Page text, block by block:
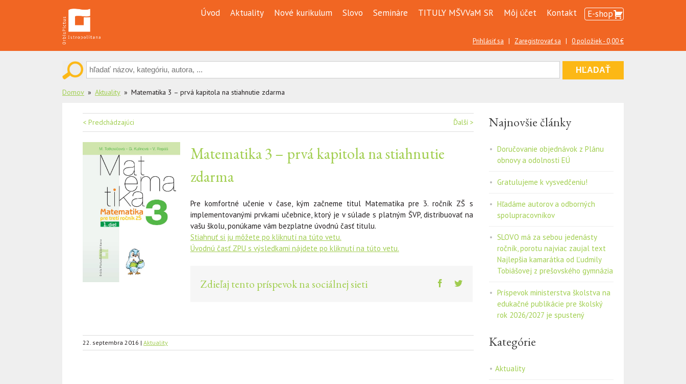
Úvod Aktuality Nové kurikulum Slovo Semináre TITULY MŠVVaM SR Môj účet Kontakt E-shop
Prihlásiť sa | Zaregistrovať sa | 0 položiek - 0,00€
Domov Aktuality Matematika 3 – prvá kapitola na stiahnutie zdarma
Navigácia
v
článku
< Predchádzajúci Ďalší >
Matematika 3 – prvá kapitola na stiahnutie
zdarma
Pre komfortné učenie v čase, kým začneme titul Matematika pre 3. ročník ZŠ s
implementovanými prvkami učebnice, ktorý je v súlade s platným ŠVP, distribuovať na
vašu školu, ponúkame vám bezplatne úvodnú časť titulu.
Stiahnuť si ju môžete po kliknutí na túto vetu.
Úvodnú časť ZPU s výsledkami nájdete po kliknutí na túto vetu.
Zdieľaj tento príspevok na sociálnej sieti FacebookTwitter
22. septembra 2016 | Aktuality
Najnovšie články
Doručovanie objednávok z Plánu
obnovy a odolnosti EÚ
Gratulujeme k vysvedčeniu!
Hľadáme autorov a odborných
spolupracovníkov
SLOVO má za sebou jedenásty
ročník, porotu najviac zaujal text
Najlepšia kamarátka od Ľudmily
Tobiášovej z prešovského gymnázia
Príspevok ministerstva školstva na
edukačné publikácie pre školský
rok 2026/2027 je spustený
Kategórie
Aktuality